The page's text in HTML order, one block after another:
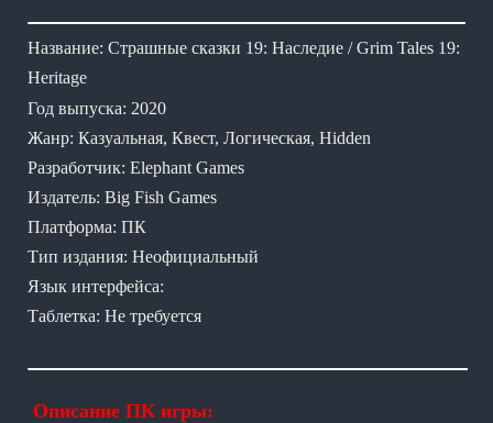
Название: Страшные сказки 19: Наследие / Grim Tales 19:
Heritage
Год выпуска: 2020
Жанр: Казуальная, Квест, Логическая, Hidden
Разработчик: Elephant Games
Издатель: Big Fish Games
Платформа: ПК
Тип издания: Неофициальный
Язык интерфейса:
Таблетка: Не требуется
Описание ПК игры: